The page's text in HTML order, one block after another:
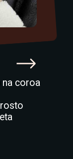
na coroa